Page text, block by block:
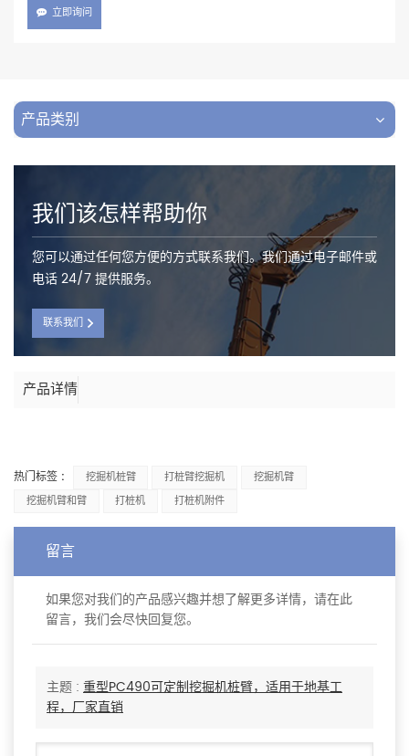
立即询问
产品类别
我们该怎样帮助你
您可以通过任何您方便的方式联系我们。我们通过电子邮件或
电话 24/7 提供服务。
联系我们
产品详情
热门标签 : 挖掘机桩臂 打桩臂挖掘机
挖掘机臂
挖掘机臂和臂
打桩机 打桩机附件
留言
如果您对我们的产品感兴趣并想了解更多详情，请在此
留言，我们会尽快回复您。
主题 : 重型PC490可定制挖掘机桩臂，适用于地基工
程，厂家直销